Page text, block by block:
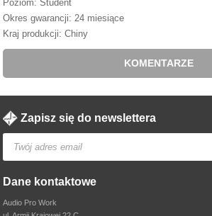
Poziom: Student
Okres gwarancji: 24 miesiące
Kraj produkcji: Chiny
KOMENTARZE
Zapisz się do newslettera
Dane kontaktowe
Audio Pro Work